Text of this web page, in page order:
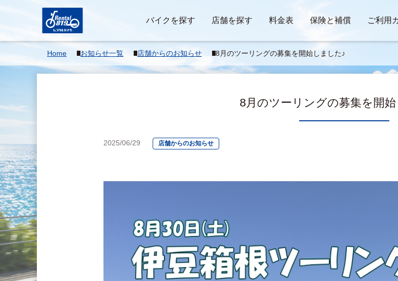
バイクを探す 店舗を探す 料金表 保険と補償 ご利用
Home お知らせ一覧 店舗からのお知らせ 8月のツーリングの募集を開始しました♪
8月のツーリングの募集を開
2025/06/29 店舗からのお知らせ